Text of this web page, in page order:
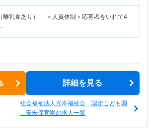
離乳食あり） ＜人員体制＞応募者をいれて4
詳細を見る
社会福祉法人光寿福祉会 認定こども園
安朱保育園の求人一覧